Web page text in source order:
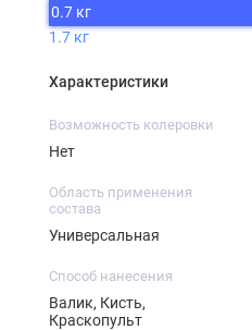
0.7 кг
1.7 кг
Характеристики
Возможность колеровки
Нет
Область применения
состава
Универсальная
Способ нанесения
Валик, Кисть,
Краскопульт